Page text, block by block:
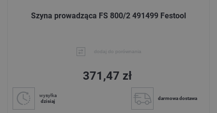
Szyna prowadząca FS 800/2 491499 Festool
dodaj do porównania
371,47 zł
wysyłka
dzisiaj
darmowa dostawa